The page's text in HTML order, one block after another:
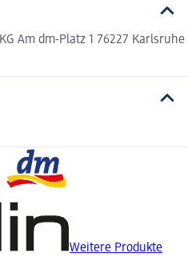
Am dm-Platz 1 76227 Karlsruhe
Weitere Produkte